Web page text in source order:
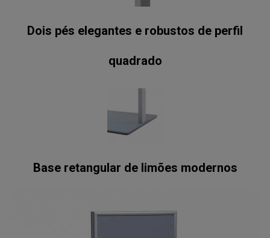
Dois pés elegantes e robustos de perfil
quadrado
Base retangular de limões modernos